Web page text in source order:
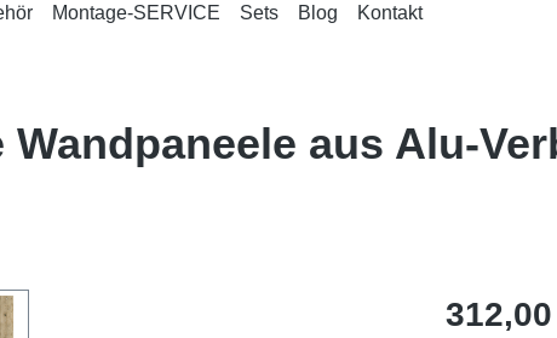
Montage-SERVICE Sets Blog Kontakt
aus Alu-
Regulärer